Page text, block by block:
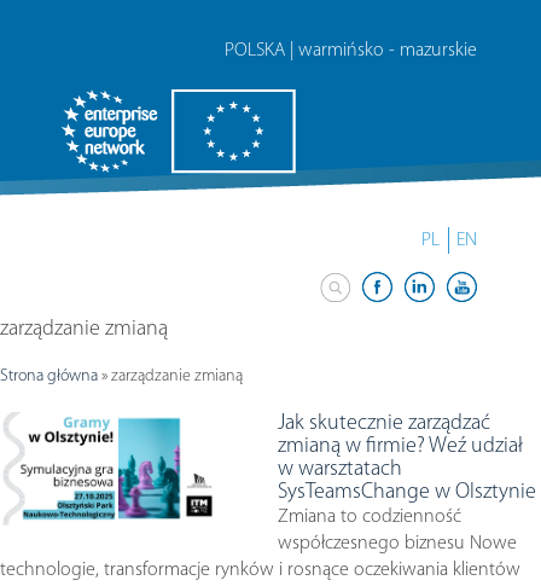
POLSKA | warmińsko - mazurskie
PL EN
zarządzanie zmianą
Strona główna » zarządzanie zmianą
Jak skutecznie zarządzać
zmianą w firmie? Weź udział
w warsztatach
SysTeamsChange w Olsztynie
Zmiana to codzienność
współczesnego biznesu Nowe
technologie, transformacje rynków i rosnące oczekiwania klientów